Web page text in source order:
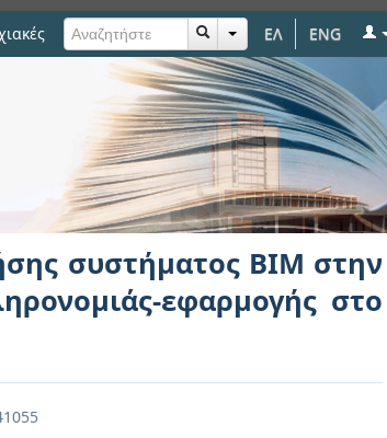
ΕΛ ENG
ΒΙΜ στην τεκμηριώση
Ηφαίστου
συστήματος ΒΙΜ στην
εφαρμογής στο